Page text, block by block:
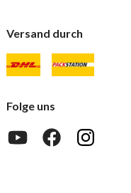
Versand durch
Folge uns